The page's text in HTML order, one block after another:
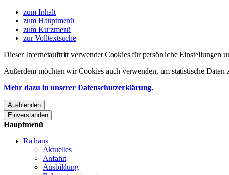
zum Inhalt
zum Hauptmenü
zum Kurzmenü
zur Volltextsuche
Dieser Internetauftritt verwendet Cookies für persönliche Einstellungen
Außerdem möchten wir Cookies auch verwenden, um statistische
Mehr dazu in unserer Datenschutzerklärung.
Ausblenden
Einverstanden
Hauptmenü
Rathaus
Aktuelles
Anfahrt
Ausbildung